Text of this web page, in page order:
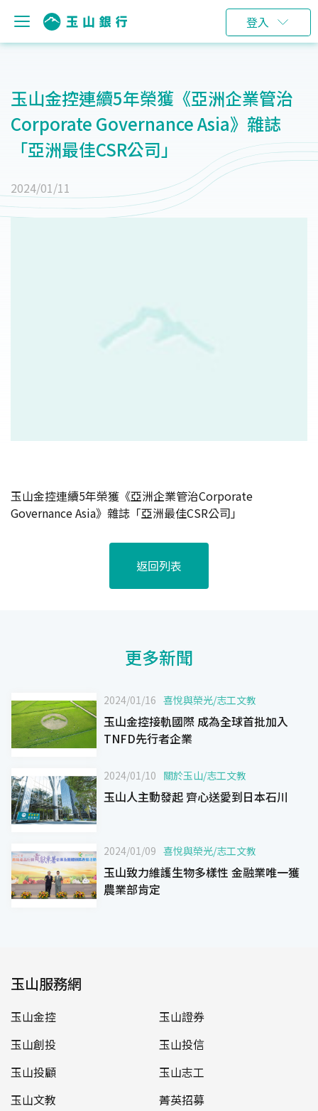
登入
玉山金控連續5年榮獲《亞洲企業管治
Corporate Governance Asia》雜誌
「亞洲最佳CSR公司」
2024/01/11
玉山金控連續5年榮獲《亞洲企業管治Corporate
Governance Asia》雜誌「亞洲最佳CSR公司」
返回列表
更多新聞
2024/01/16 喜悅與榮光/志工文教
玉山金控接軌國際 成為全球首批加入
TNFD先行者企業
2024/01/10 關於玉山/志工文教
玉山人主動發起 齊心送愛到日本石川
2024/01/09 喜悅與榮光/志工文教
玉山致力維護生物多樣性 金融業唯一獲
農業部肯定
玉山服務網
玉山金控
玉山證券
玉山創投
玉山投信
玉山投顧
玉山志工
玉山文教
菁英招募